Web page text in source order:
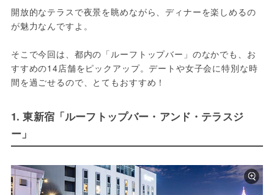
開放的なテラスで夜景を眺めながら、ディナーを楽しめるの
が魅力なんですよ。
そこで今回は、都内の「ルーフトップバー」のなかでも、お
すすめの14店舗をピックアップ。デートや女子会に特別な時
間を過ごせるので、とてもおすすめ！
1. 東新宿「ルーフトップバー・アンド・テラスジ
ー」